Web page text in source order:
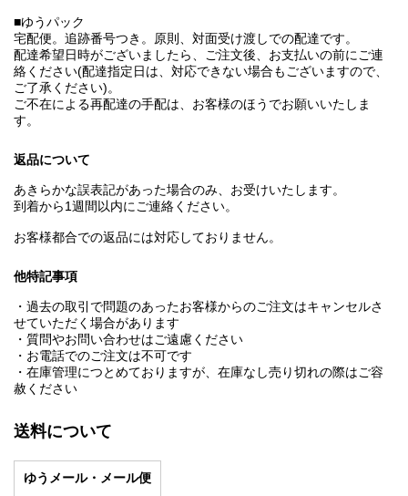
■ゆうパック
宅配便。追跡番号つき。原則、対面受け渡しでの配達です。
配達希望日時がございましたら、ご注文後、お支払いの前にご連
絡ください(配達指定日は、対応できない場合もございますので、
ご了承ください)。
ご不在による再配達の手配は、お客様のほうでお願いいたしま
す。
返品について
あきらかな誤表記があった場合のみ、お受けいたします。
到着から1週間以内にご連絡ください。
お客様都合での返品には対応しておりません。
他特記事項
・過去の取引で問題のあったお客様からのご注文はキャンセルさ
せていただく場合があります
・質問やお問い合わせはご遠慮ください
・お電話でのご注文は不可です
・在庫管理につとめておりますが、在庫なし売り切れの際はご容
赦ください
送料について
ゆうメール・メール便